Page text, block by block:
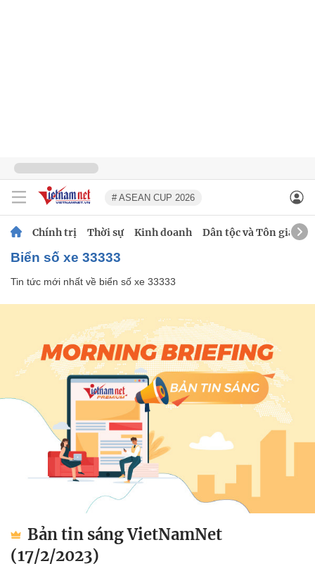
# ASEAN CUP 2026
Chính trị Thời sự Kinh doanh Dân tộc và Tôn giáo
biển số xe 33333
Tin tức mới nhất về biển số xe 33333
Bản tin sáng VietNamNet
(17/2/2023)